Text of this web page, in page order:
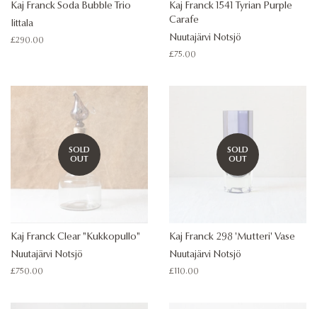
Kaj Franck Soda Bubble Trio
Iittala
Regular
£290.00
Kaj Franck 1541 Tyrian Purple
Carafe
Nuutajärvi Notsjö
Regular
£75.00
SOLD
OUT
Kaj Franck Clear "Kukkopullo"
Nuutajärvi Notsjö
Regular
£750.00
SOLD
OUT
Kaj Franck 298 'Mutteri' Vase
Nuutajärvi Notsjö
Regular
£110.00